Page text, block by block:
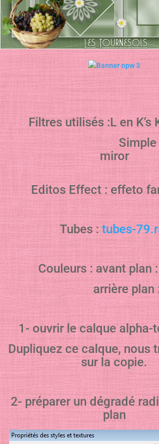
Filtres utilisés :L en K’s
Simple
miror
Editos Effect : effeto
Tubes : tubes-
Couleurs : avant plan
arrière plan :
1- ouvrir le calque alpha-
Dupliquez ce calque, nous
sur la copie.
2- préparer un dégradé
plan